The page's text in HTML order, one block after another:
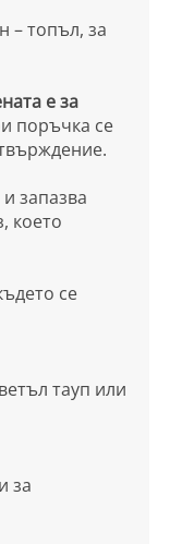
– топъл, за
е за
поръчка се
запазва
което
се
тауп или
за